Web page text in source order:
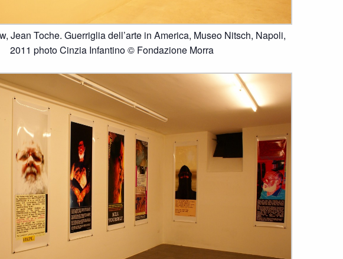
Jean Toche. Guerriglia dell’arte in America, Museo Nitsch, Napoli,
2011 photo Cinzia Infantino © Fondazione Morra